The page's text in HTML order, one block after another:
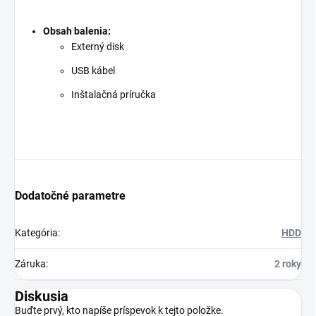
Obsah balenia:
Externý disk
USB kábel
Inštalačná príručka
Dodatočné parametre
Kategória: HDD
Záruka: 2 roky
Diskusia
Buďte prvý, kto napíše príspevok k tejto položke.